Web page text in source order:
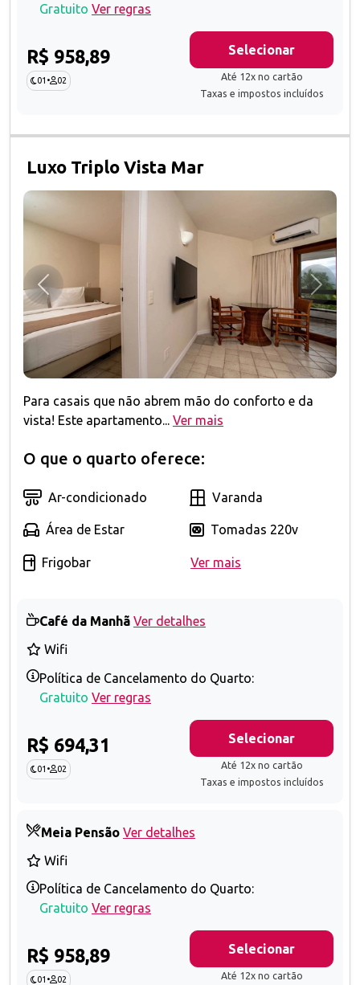
Gratuito Ver regras
R$ 958,89
01 • 02
Selecionar
Até 12x no cartão
Taxas e impostos incluídos
Luxo Triplo Vista Mar
Anterior
Para casais que não abrem mão do conforto e da
vista! Este apartamento... Ver mais
O que o quarto oferece:
Ar-condicionado Varanda
Área de Estar Tomadas 220v
Frigobar Ver mais
Café da Manhã Ver detalhes
Wifi
Política de Cancelamento do Quarto:
Gratuito Ver regras
R$ 694,31
01 • 02
Selecionar
Até 12x no cartão
Taxas e impostos incluídos
Meia Pensão Ver detalhes
Wifi
Política de Cancelamento do Quarto:
Gratuito Ver regras
R$ 958,89
01 • 02
Selecionar
Até 12x no cartão